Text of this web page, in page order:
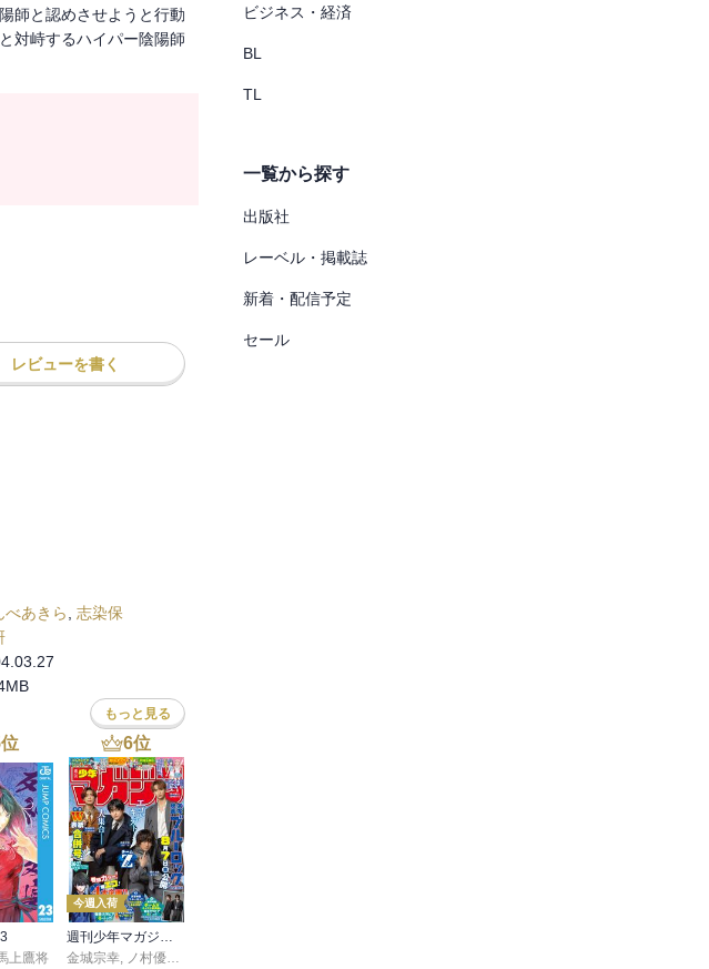
師と認めさせようと行動
対峙するハイパー陰陽師
レビューを書く
べあきら
志染保
もっと見る
位
上鷹将
6位
今週入荷
週刊少年マガジン 2026年36・37号[2026年8月5日発売]
金城宗幸, ノ村優介
ビジネス・経済
BL
TL
一覧から探す
出版社
レーベル・掲載誌
新着・配信予定
セール